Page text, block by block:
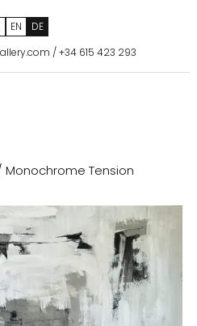
EN
DE
/+34 615 423 293
Monochrome Tension